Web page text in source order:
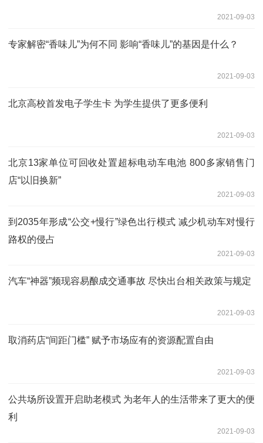
2021-09-03
专家解密“香味儿”为何不同 影响“香味儿”的基因是什么？
2021-09-03
北京高校首发电子学生卡 为学生提供了更多便利
2021-09-03
北京13家单位可回收处置超标电动车电池 800多家销售门
店“以旧换新”
2021-09-03
到2035年形成“公交+慢行”绿色出行模式 减少机动车对慢行
路权的侵占
2021-09-03
汽车“神器”频现容易酿成交通事故 尽快出台相关政策与规定
2021-09-03
取消药店“间距门槛” 赋予市场应有的资源配置自由
2021-09-03
公共场所设置开启助老模式 为老年人的生活带来了更大的便
利
2021-09-03